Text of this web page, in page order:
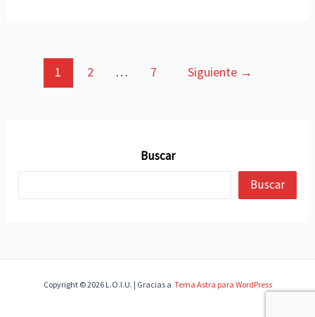
polÃ­
una
Paginación
de
1 2 … 7 Siguiente →
Buscar
Buscar
Copyright © 2026 L.O.I.U. | Gracias a Tema Astra para WordPress